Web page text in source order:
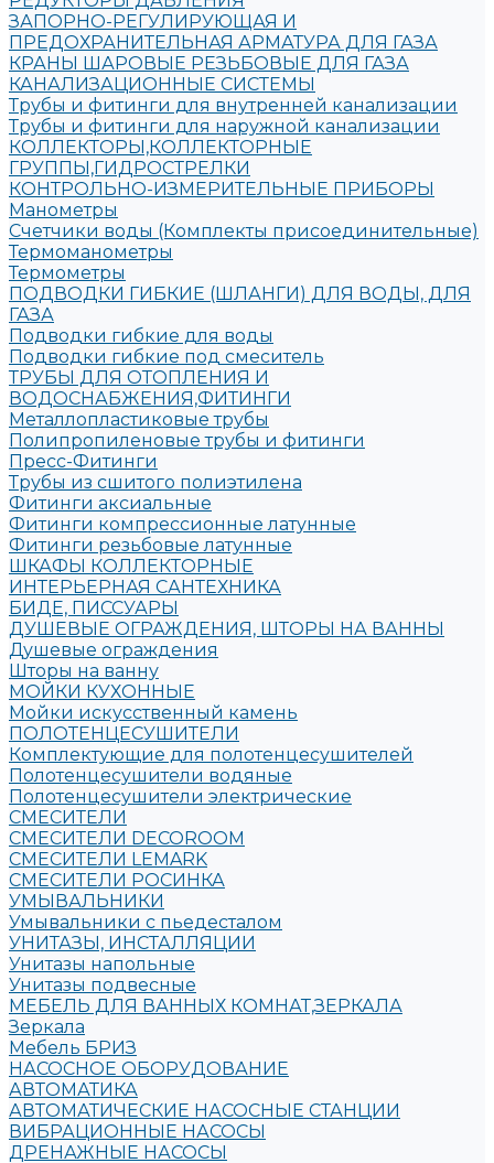
ЗАПОРНО-РЕГУЛИРУЮЩАЯ И
ПРЕДОХРАНИТЕЛЬНАЯ АРМАТУРА ДЛЯ ГАЗА
КРАНЫ ШАРОВЫЕ РЕЗЬБОВЫЕ ДЛЯ ГАЗА
КАНАЛИЗАЦИОННЫЕ СИСТЕМЫ
Трубы и фитинги для внутренней канализации
Трубы и фитинги для наружной канализации
КОЛЛЕКТОРЫ,КОЛЛЕКТОРНЫЕ
ГРУППЫ,ГИДРОСТРЕЛКИ
КОНТРОЛЬНО-ИЗМЕРИТЕЛЬНЫЕ ПРИБОРЫ
Манометры
Счетчики воды (Комплекты присоединительные)
Термоманометры
Термометры
ПОДВОДКИ ГИБКИЕ (ШЛАНГИ) ДЛЯ ВОДЫ, ДЛЯ
ГАЗА
Подводки гибкие для воды
Подводки гибкие под смеситель
ТРУБЫ ДЛЯ ОТОПЛЕНИЯ И
ВОДОСНАБЖЕНИЯ,ФИТИНГИ
Металлопластиковые трубы
Полипропиленовые трубы и фитинги
Пресс-Фитинги
Трубы из сшитого полиэтилена
Фитинги аксиальные
Фитинги компрессионные латунные
Фитинги резьбовые латунные
ШКАФЫ КОЛЛЕКТОРНЫЕ
ИНТЕРЬЕРНАЯ САНТЕХНИКА
БИДЕ, ПИССУАРЫ
ДУШЕВЫЕ ОГРАЖДЕНИЯ, ШТОРЫ НА ВАННЫ
Душевые ограждения
Шторы на ванну
МОЙКИ КУХОННЫЕ
Мойки искусственный камень
ПОЛОТЕНЦЕСУШИТЕЛИ
Комплектующие для полотенцесушителей
Полотенцесушители водяные
Полотенцесушители электрические
СМЕСИТЕЛИ
СМЕСИТЕЛИ DECOROOM
СМЕСИТЕЛИ LEMARK
СМЕСИТЕЛИ РОСИНКА
УМЫВАЛЬНИКИ
Умывальники с пьедесталом
УНИТАЗЫ, ИНСТАЛЛЯЦИИ
Унитазы напольные
Унитазы подвесные
МЕБЕЛЬ ДЛЯ ВАННЫХ КОМНАТ,ЗЕРКАЛА
Зеркала
Мебель БРИЗ
НАСОСНОЕ ОБОРУДОВАНИЕ
АВТОМАТИКА
АВТОМАТИЧЕСКИЕ НАСОСНЫЕ СТАНЦИИ
ВИБРАЦИОННЫЕ НАСОСЫ
ДРЕНАЖНЫЕ НАСОСЫ